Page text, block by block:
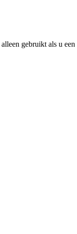
gebruikt als u